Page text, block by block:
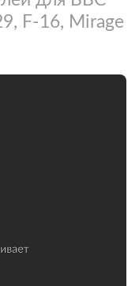
F-16, Mirage